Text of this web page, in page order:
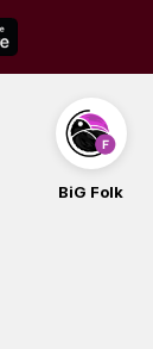
BiG iG